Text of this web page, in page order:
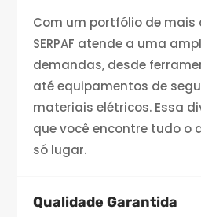
Com um portfólio de mais
SERPAF atende a uma
demandas, desde
até equipamentos de
materiais elétricos. Essa
que você encontre tudo o
só lugar.
Qualidade Garantida